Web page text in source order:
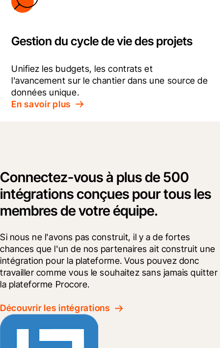
Gestion du cycle de vie des projets
Unifiez les budgets, les contrats et
l'avancement sur le chantier dans une source de
données unique.
En savoir plus
Connectez-vous à plus de 500
intégrations conçues pour tous les
membres de votre équipe.
Si nous ne l'avons pas construit, il y a de fortes
chances que l'un de nos partenaires ait construit une
intégration pour la plateforme. Vous pouvez donc
travailler comme vous le souhaitez sans jamais quitter
la plateforme Procore.
Découvrir les intégrations